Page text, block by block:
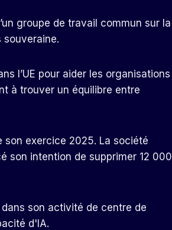
groupe de travail commun sur la
l’UE pour aider les organisations
à trouver un équilibre entre
son exercice 2025. La société
son intention de supprimer 12 000
son activité de centre de
d'IA.